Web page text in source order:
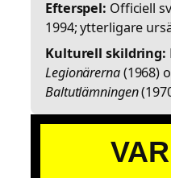
Efterspel: Officiell
1994; ytterligare
Kulturell skildring:
Legionärerna(1968)
Baltutlämningen